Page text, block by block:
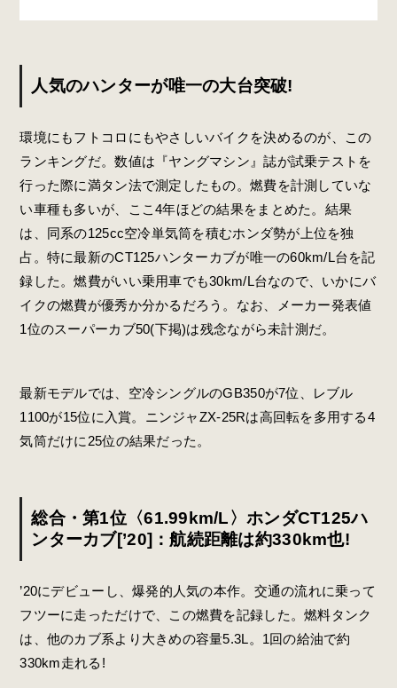
人気のハンターが唯一の大台突破!
環境にもフトコロにもやさしいバイクを決めるのが、この
ランキングだ。数値は『ヤングマシン』誌が試乗テストを
行った際に満タン法で測定したもの。燃費を計測していな
い車種も多いが、ここ4年ほどの結果をまとめた。結果
は、同系の125cc空冷単気筒を積むホンダ勢が上位を独
占。特に最新のCT125ハンターカブが唯一の60km/L台を記
録した。燃費がいい乗用車でも30km/L台なので、いかにバ
イクの燃費が優秀か分かるだろう。なお、メーカー発表値
1位のスーパーカブ50(下掲)は残念ながら未計測だ。
最新モデルでは、空冷シングルのGB350が7位、レブル
1100が15位に入賞。ニンジャZX-25Rは高回転を多用する4
気筒だけに25位の結果だった。
総合・第1位〈61.99km/L〉ホンダCT125ハ
ンターカブ[’20]：航続距離は約330km也!
’20にデビューし、爆発的人気の本作。交通の流れに乗って
フツーに走っただけで、この燃費を記録した。燃料タンク
は、他のカブ系より大きめの容量5.3L。1回の給油で約
330km走れる!